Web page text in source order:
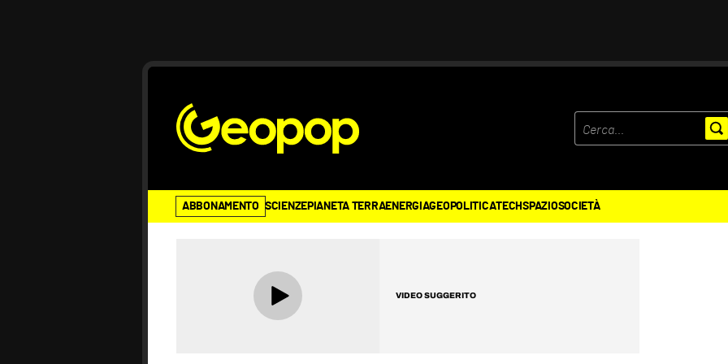
ABBONAMENTO SCIENZEPIANETA TERRAENERGIAGEOPOLITICATECHSPAZIOSOCIETÀ
VIDEO SUGGERITO